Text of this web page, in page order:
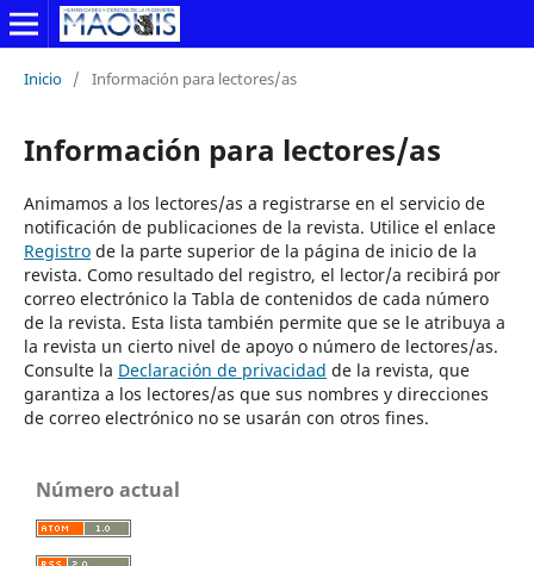
Inicio / Información para lectores/as
Información para lectores/as
Animamos a los lectores/as a registrarse en el servicio de
notificación de publicaciones de la revista. Utilice el enlace
Registrode la parte superior de la página de inicio de la
revista. Como resultado del registro, el lector/a recibirá por
correo electrónico la Tabla de contenidos de cada número
de la revista. Esta lista también permite que se le atribuya a
la revista un cierto nivel de apoyo o número de lectores/as.
Consulte la Declaración de privacidad de la revista, que
garantiza a los lectores/as que sus nombres y direcciones
de correo electrónico no se usarán con otros fines.
Número actual